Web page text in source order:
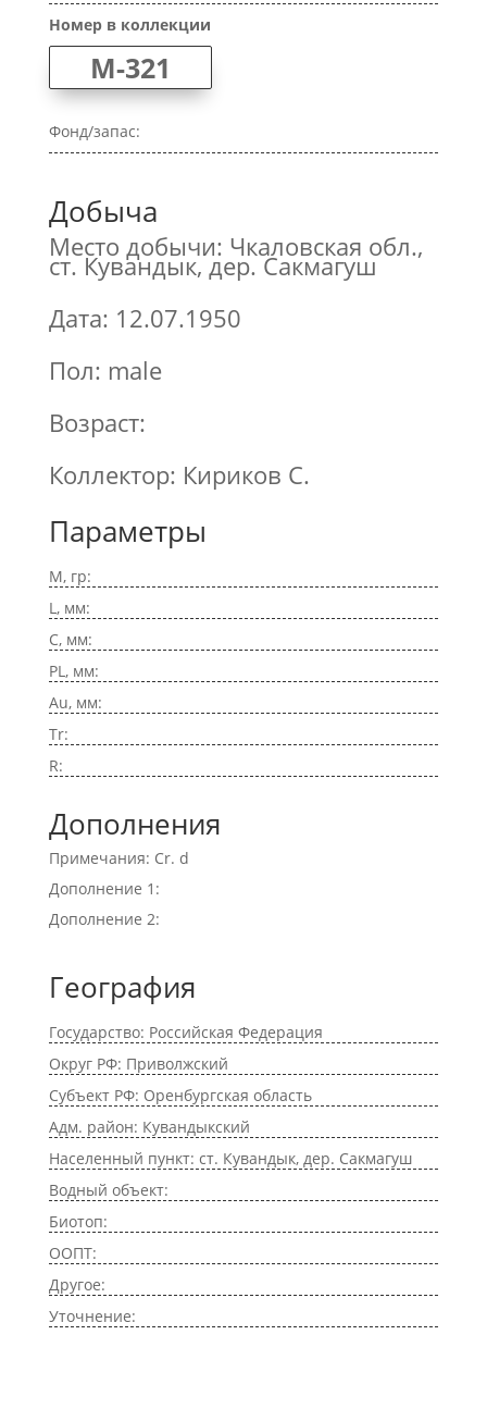
Номер в коллекции
M-321
Фонд/запас:
Добыча
Место добычи: Чкаловская обл.,
ст. Кувандык, дер. Сакмагуш
Дата: 12.07.1950
Пол: male
Возраст:
Коллектор: Кириков С.
Параметры
M, гр:
L, мм:
C, мм:
PL, мм:
Au, мм:
Tr:
R:
Дополнения
Примечания: Cr. d
Дополнение 1:
Дополнение 2:
География
Государство: Российская Федерация
Округ РФ: Приволжский
Субъект РФ: Оренбургская область
Адм. район: Кувандыкский
Населенный пункт: ст. Кувандык, дер. Сакмагуш
Водный объект:
Биотоп:
ООПТ:
Другое:
Уточнение: